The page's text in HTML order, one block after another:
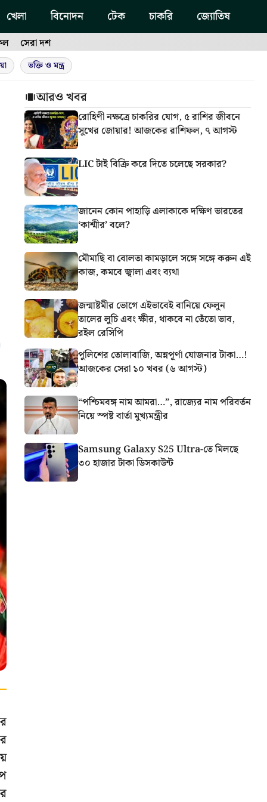
খেলা বিনোদন টেক চাকরি জ্যোতিষ
সেরা দশ
ভক্তি ও মন্ত্র
আরও খবর
রোহিণী নক্ষত্রে চাকরির যোগ, ৫ রাশির জীবনে
সুখের জোয়ার! আজকের রাশিফল, ৭ আগস্ট
LIC টাই বিক্রি করে দিতে চলেছে সরকার?
জানেন কোন পাহাড়ি এলাকাকে দক্ষিণ ভারতের
‘কাশ্মীর’ বলে?
মৌমাছি বা বোলতা কামড়ালে সঙ্গে সঙ্গে করুন এই
কাজ, কমবে জ্বালা এবং ব্যথা
জন্মাষ্টমীর ভোগে এইভাবেই বানিয়ে ফেলুন
তালের লুচি এবং ক্ষীর, থাকবে না তেঁতো ভাব,
রইল রেসিপি
পুলিশের তোলাবাজি, অন্নপূর্ণা যোজনার টাকা…!
আজকের সেরা ১০ খবর (৬ আগস্ট)
“পশ্চিমবঙ্গ নাম আমরা…”, রাজ্যের নাম পরিবর্তন
নিয়ে স্পষ্ট বার্তা মুখ্যমন্ত্রীর
Samsung Galaxy S25 Ultra-তে মিলছে
৩০ হাজার টাকা ডিসকাউন্ট